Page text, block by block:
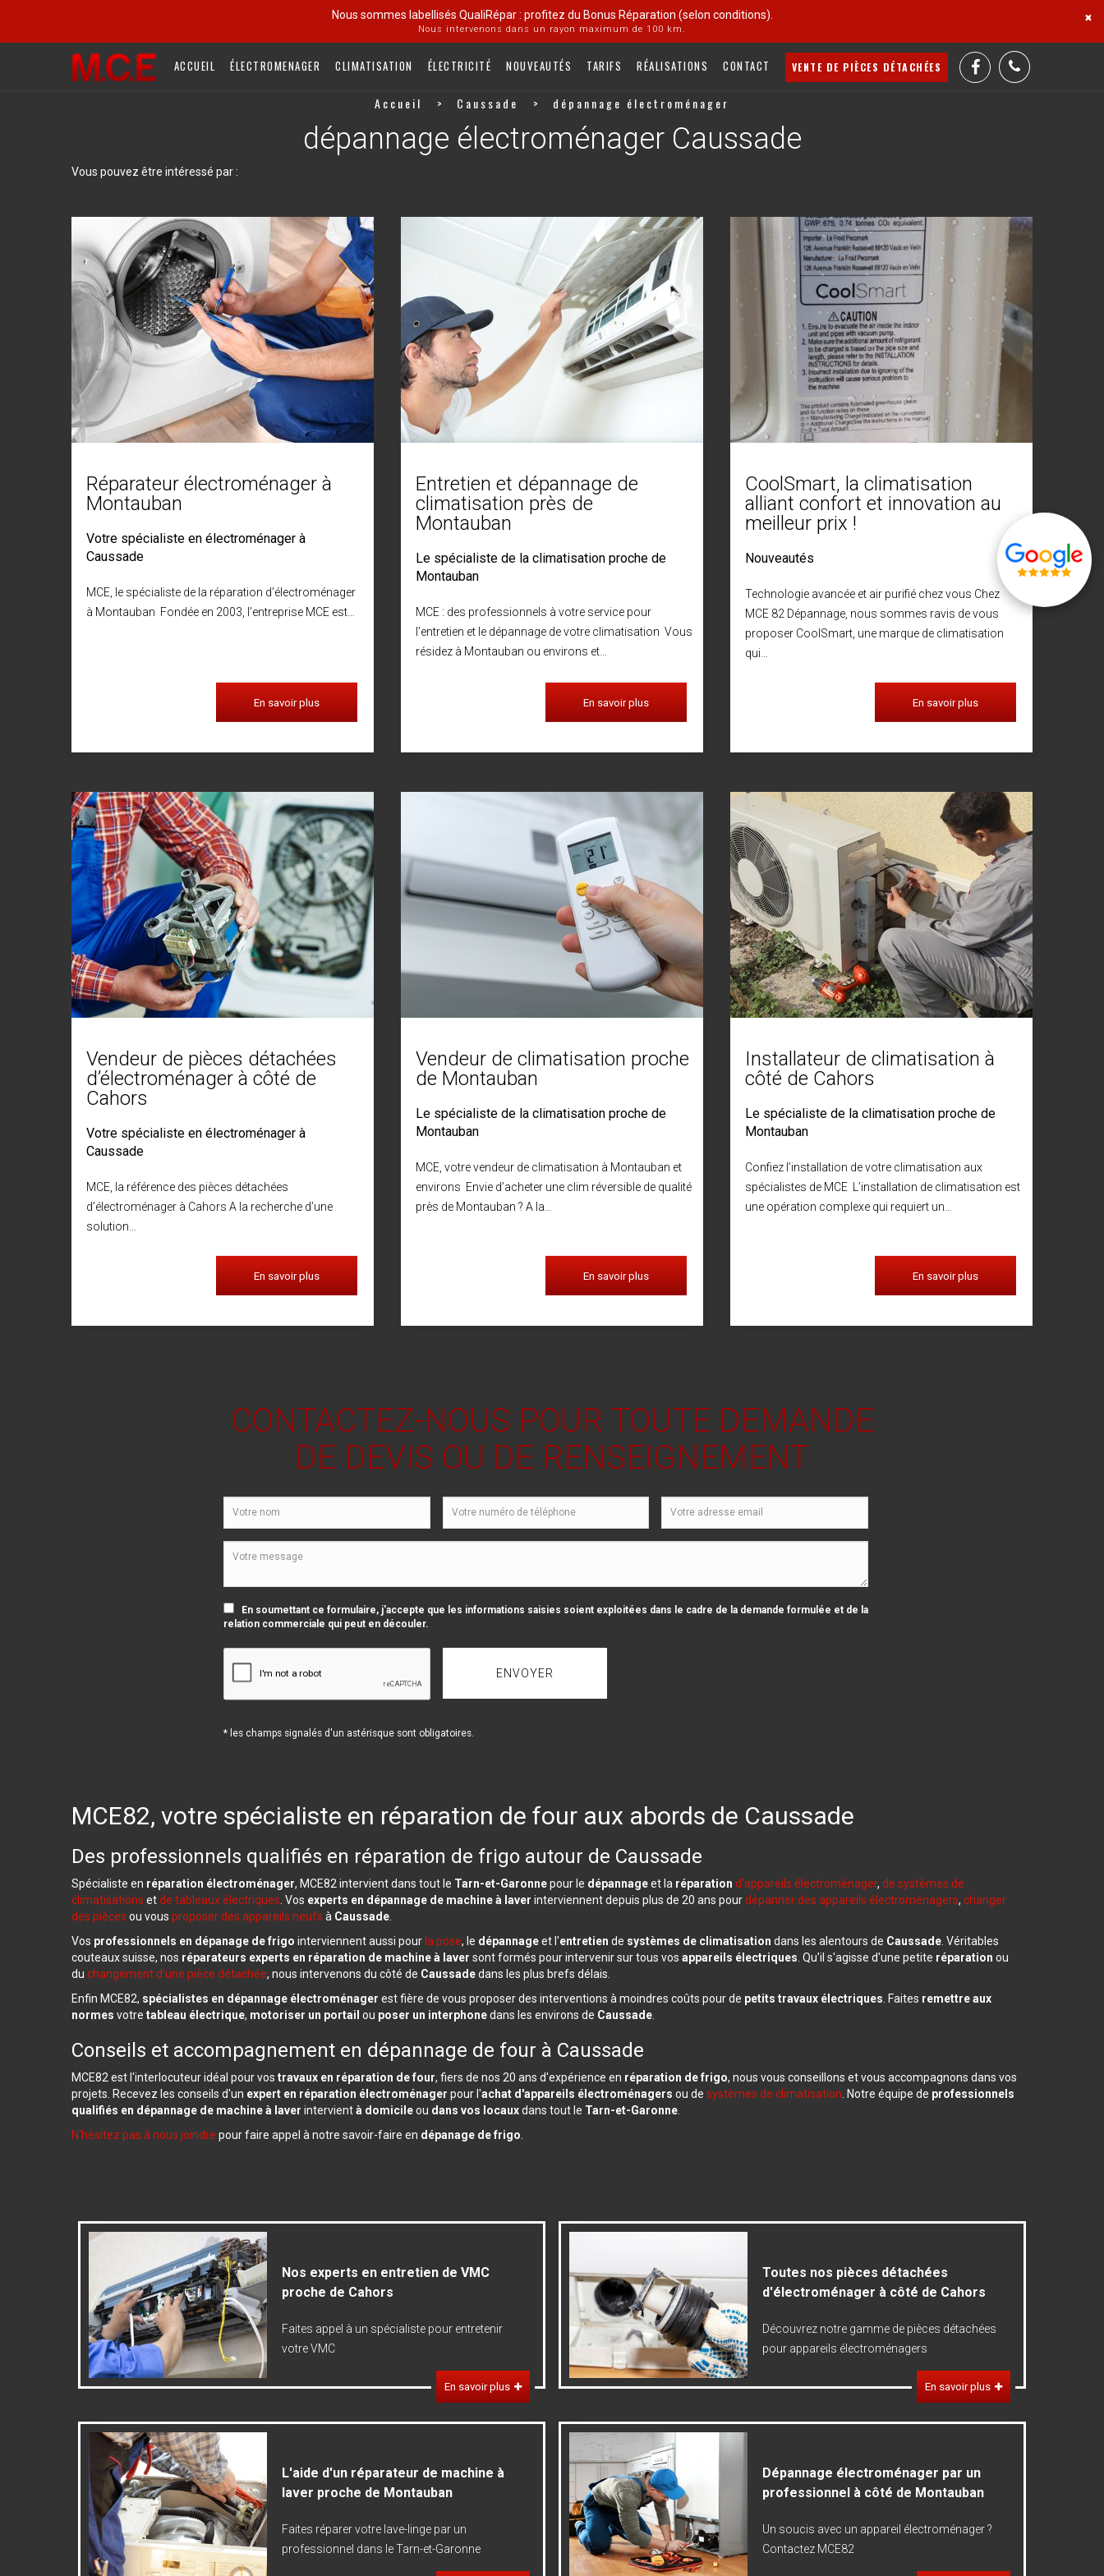
Nous sommes labellisés QualiRépar : profitez du Bonus Réparation (selon conditions).
Nous intervenons dans un rayon maximum de 100 km.
×
ACCUEIL ÉLECTROMENAGER CLIMATISATION ÉLECTRICITÉ NOUVEAUTÉS TARIFS RÉALISATIONS CONTACT VENTE DE PIÈCES DÉTACHÉES
Accueil Caussade dépannage électroménager
dépannage électroménager Caussade
Vous pouvez être intéressé par :
Réparateur électroménager à
Montauban
Votre spécialiste en électroménager à
Caussade
MCE, le spécialiste de la réparation d’électroménager
à Montauban Fondée en 2003, l’entreprise MCE est…
En savoir plus
Entretien et dépannage de
climatisation près de
Montauban
Le spécialiste de la climatisation proche de
Montauban
MCE : des professionnels à votre service pour
l’entretien et le dépannage de votre climatisation Vous
résidez à Montauban ou environs et…
En savoir plus
CoolSmart, la climatisation
alliant confort et innovation au
meilleur prix !
Nouveautés
Technologie avancée et air purifié chez vous Chez
MCE 82 Dépannage, nous sommes ravis de vous
proposer CoolSmart, une marque de climatisation
qui…
En savoir plus
Vendeur de pièces détachées
d’électroménager à côté de
Cahors
Votre spécialiste en électroménager à
Caussade
MCE, la référence des pièces détachées
d’électroménager à Cahors A la recherche d’une
solution…
En savoir plus
Vendeur de climatisation proche
de Montauban
Le spécialiste de la climatisation proche de
Montauban
MCE, votre vendeur de climatisation à Montauban et
environs Envie d’acheter une clim réversible de qualité
près de Montauban ? A la…
En savoir plus
Installateur de climatisation à
côté de Cahors
Le spécialiste de la climatisation proche de
Montauban
Confiez l’installation de votre climatisation aux
spécialistes de MCE L’installation de climatisation est
une opération complexe qui requiert un…
En savoir plus
CONTACTEZ-NOUS POUR TOUTE DEMANDE
DE DEVIS OU DE RENSEIGNEMENT
En soumettant ce formulaire, j'accepte que les informations saisies soient exploitées dans le cadre de la demande formulée et de la
relation commerciale qui peut en découler.
* les champs signalés d'un astérisque sont obligatoires.
MCE82, votre spécialiste en réparation de four aux abords de Caussade
Des professionnels qualifiés en réparation de frigo autour de Caussade
Spécialiste en réparation électroménager, MCE82 intervient dans tout le Tarn-et-Garonnepour le dépannageet la réparation d'appareils électroménager, de systèmes de
climatisations etde tableaux électriques . Vos experts en dépannage de machine à laver interviennent depuis plus de 20 ans pourdépanner des appareils électroménagers, changer
des pièces ou vous proposer des appareils neufs à Caussade
Vos professionnels en dépanage de frigo interviennent aussi pour la pose, le dépannageet l'entretien de systèmes de climatisation dans les alentours de Caussade . Véritables
couteaux suisse, nos réparateurs experts en réparation de machine à laver sont formés pour intervenir sur tous vos appareils électriques . Qu'il s'agisse d'une petite réparation ou
du changement d'une pièce détachée, nous intervenons du côté de Caussadedans les plus brefs délais.
Enfin MCE82, spécialistes en dépannage électroménager est fière de vous proposer des interventions à moindres coûts pour de petits travaux électriques . Faites remettre aux
normes votre tableau électrique, motoriser un portail ou poser un interphonedans les environs de Caussade
Conseils et accompagnement en dépannage de four à Caussade
MCE82 est l'interlocuteur idéal pour vos travaux en réparation de four, fiers de nos 20 ans d'expérience en réparation de frigo, nous vous conseillons et vous accompagnons dans vos
projets. Recevez les conseils d'un expert en réparation électroménager pour l'achat d'appareils électroménagers ou de systèmes de climatisation . Notre équipe de professionnels
qualifiés en dépannage de machine à laver intervientà domicileou dans vos locauxdans tout le Tarn-et-Garonne
N'hésitez pas à nous joindre pour faire appel à notre savoir-faire en dépanage de frigo
Nos experts en entretien de VMC
proche de Cahors
Faites appel à un spécialiste pour entretenir
votre VMC
En savoir plus
Toutes nos pièces détachées
d'électroménager à côté de Cahors
Découvrez notre gamme de pièces détachées
pour appareils électroménagers
En savoir plus
L'aide d'un réparateur de machine à
laver proche de Montauban
Faites réparer votre lave-linge par un
professionnel dans le Tarn-et-Garonne
Dépannage électroménager par un
professionnel à côté de Montauban
Un soucis avec un appareil électroménager ?
Contactez MCE82